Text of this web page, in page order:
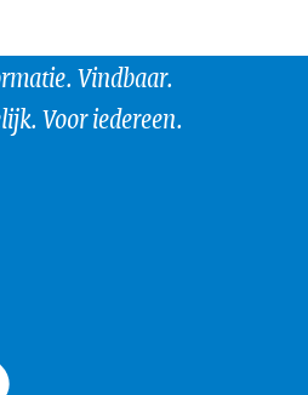
Vindbaar.
Voor iedereen.